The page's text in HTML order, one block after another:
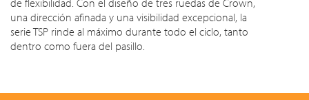
una dirección afinada y una visibilidad excepcional, la
serie TSP rinde al máximo durante todo el ciclo, tanto
dentro como fuera del pasillo.